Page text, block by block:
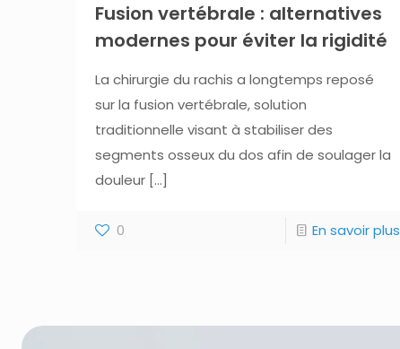
Fusion vertébrale : alternatives
modernes pour éviter la rigidité
La chirurgie du rachis a longtemps reposé
sur la fusion vertébrale, solution
traditionnelle visant à stabiliser des
segments osseux du dos afin de soulager la
douleur[…]
0 En savoir plus